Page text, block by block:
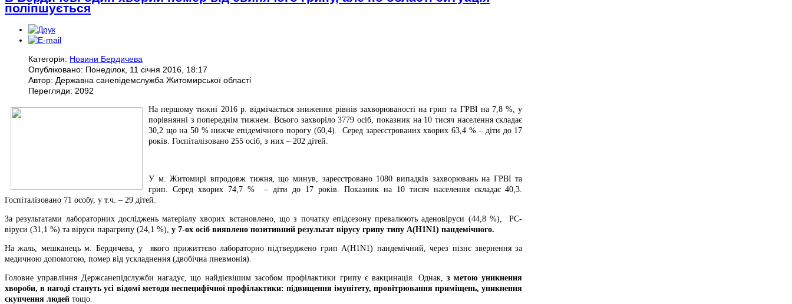
поліпшується
Категорія: Новини Бердичева
Опубліковано: Понеділок, 11 січня 2016, 18:17
Автор: Державна санепідемслужба Житомирської області
Перегляди: 2092
На першому тижні 2016 р. відмічається зниження рівнів захворюваності на грип та ГРВІ на 7,8 %, у
порівнянні з попереднім тижнем. Всього захворіло 3779 осіб, показник на 10 тисяч населення складає
30,2 що на 50 % нижче епідемічного порогу (60,4). Серед зареєстрованих хворих 63,4 % – діти до 17
років. Госпіталізовано 255 осіб, з них – 202 дітей.
У м. Житомирі впродовж тижня, що минув, зареєстровано 1080 випадків захворювань на ГРВІ та
грип. Серед хворих 74,7 % – діти до 17 років. Показник на 10 тисяч населення складає 40,3.
Госпіталізовано 71 особу, у т.ч. – 29 дітей.
За результатами лабораторних досліджень матеріалу хворих встановлено, що з початку епідсезону превалюють аденовіруси (44,8 %), РС-
віруси (31,1 %) та віруси парагрипу (24,1 %), у 7-ох осіб виявлено позитивний результат вірусу грипу типу А(H1N1) пандемічного.
На жаль, мешканець м. Бердичева, у якого прижиттєво лабораторно підтверджено грип А(H1N1) пандемічний, через пізнє звернення за
медичною допомогою, помер від ускладнення (двобічна пневмонія).
Головне управління Держсанепідслужби нагадує, що найдієвішим засобом профілактики грипу є вакцинація. Однак, з метою уникнення
хвороби, в нагоді стануть усі відомі методи неспецифічної профілактики: підвищення імунітету, провітрювання приміщень, уникнення
скупчення людей тощо.